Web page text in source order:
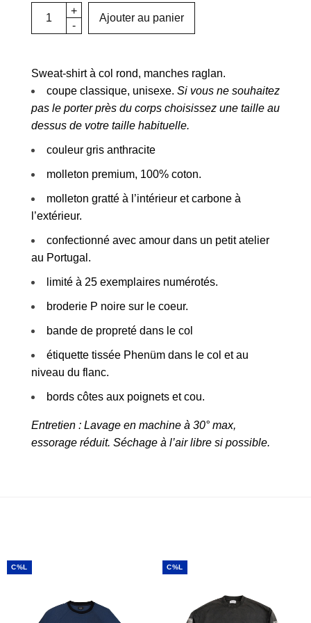
Ajouter au panier
Sweat-shirt à col rond, manches raglan.
coupe classique, unisexe. Si vous ne souhaitez
pas le porter près du corps choisissez une taille au
dessus de votre taille habituelle.
couleur gris anthracite
molleton premium, 100% coton.
molleton gratté à l’intérieur et carbone à
l’extérieur.
confectionné avec amour dans un petit atelier
au Portugal.
limité à 25 exemplaires numérotés.
broderie P noire sur le coeur.
bande de propreté dans le col
étiquette tissée Phenüm dans le col et au
niveau du flanc.
bords côtes aux poignets et cou.
Entretien : Lavage en machine à 30° max,
essorage réduit. Séchage à l’air libre si possible.
C%L C%L